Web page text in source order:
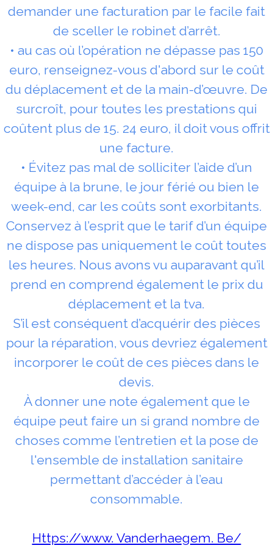
demander une facturation par le facile fait
de sceller le robinet d’arrêt.
• au cas où l’opération ne dépasse pas 150
euro, renseignez-vous d'abord sur le coût
du déplacement et de la main-d’œuvre. De
surcroît, pour toutes les prestations qui
coûtent plus de 15. 24 euro, il doit vous offrit
une facture.
• Évitez pas mal de solliciter l’aide d’un
équipe à la brune, le jour férié ou bien le
week-end, car les coûts sont exorbitants.
Conservez à l’esprit que le tarif d’un équipe
ne dispose pas uniquement le coût toutes
les heures. Nous avons vu auparavant qu’il
prend en comprend également le prix du
déplacement et la tva.
S’il est conséquent d’acquérir des pièces
pour la réparation, vous devriez également
incorporer le coût de ces pièces dans le
devis.
À donner une note également que le
équipe peut faire un si grand nombre de
choses comme l’entretien et la pose de
l'ensemble de installation sanitaire
permettant d’accéder à l’eau
consommable.
Https://www. Vanderhaegem. Be/